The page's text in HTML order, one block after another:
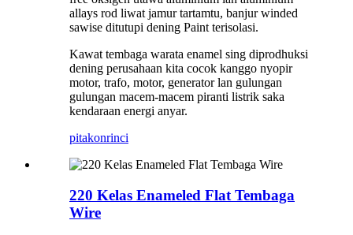
allays rod liwat jamur tartamtu, banjur winded
sawise ditutupi dening Paint terisolasi.
Kawat tembaga warata enamel sing diprodhuksi
dening perusahaan kita cocok kanggo nyopir
motor, trafo, motor, generator lan gulungan
gulungan macem-macem piranti listrik saka
kendaraan energi anyar.
pitakonrinci
220 Kelas Enameled Flat Tembaga
Wire